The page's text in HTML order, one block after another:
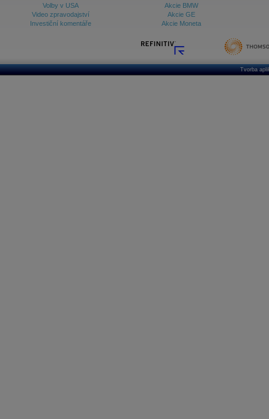
Volby v USA
Video zpravodajství
Investiční komentáře
Akcie BMW
Akcie GE
Akcie Moneta
Tvorba